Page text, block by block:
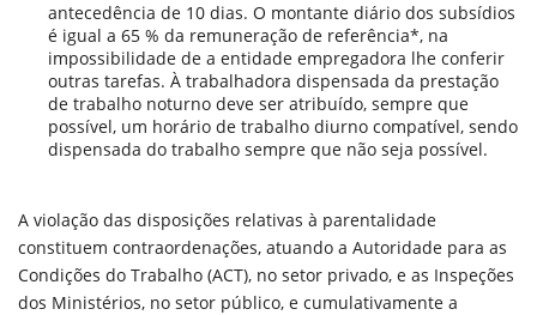
antecedência de 10 dias. O montante diário dos subsídios
é igual a 65 % da remuneração de referência*, na
impossibilidade de a entidade empregadora lhe conferir
outras tarefas. À trabalhadora dispensada da prestação
de trabalho noturno deve ser atribuído, sempre que
possível, um horário de trabalho diurno compatível, sendo
dispensada do trabalho sempre que não seja possível.
A violação das disposições relativas à parentalidade
constituem contraordenações, atuando a Autoridade para as
Condições do Trabalho (ACT), no setor privado, e as Inspeções
dos Ministérios, no setor público, e cumulativamente a